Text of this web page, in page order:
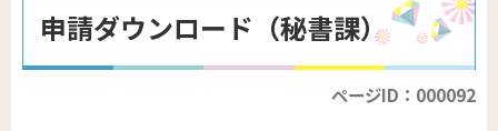
申請ダウンロード（秘書課）
ページID：000092